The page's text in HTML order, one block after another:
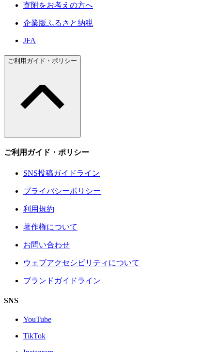
寄附をお考えの方へ
企業版ふるさと納税
JFA
ご利用ガイド・ポリシー
ご利用ガイド・ポリシー
SNS投稿ガイドライン
プライバシーポリシー
利用規約
著作権について
お問い合わせ
ウェブアクセシビリティについて
ブランドガイドライン
SNS
YouTube
TikTok